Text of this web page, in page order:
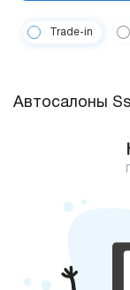
Trade-in
Автосалоны